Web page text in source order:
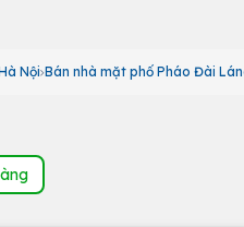
Nội Bán nhà mặt phố Pháo Đài